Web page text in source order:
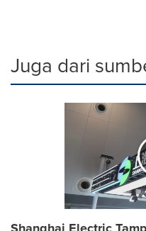
Juga dari